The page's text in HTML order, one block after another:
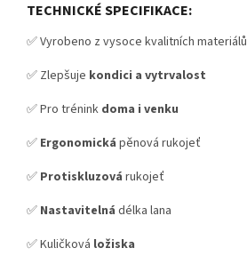
TECHNICKÉ SPECIFIKACE:
✅ Vyrobeno z vysoce kvalitních materiálů
✅ Zlepšuje kondici a vytrvalost
✅ Pro trénink doma i venku
✅ Ergonomická pěnová rukojeť
✅ Protiskluzová rukojeť
✅ Nastavitelná délka lana
✅ Kuličková ložiska